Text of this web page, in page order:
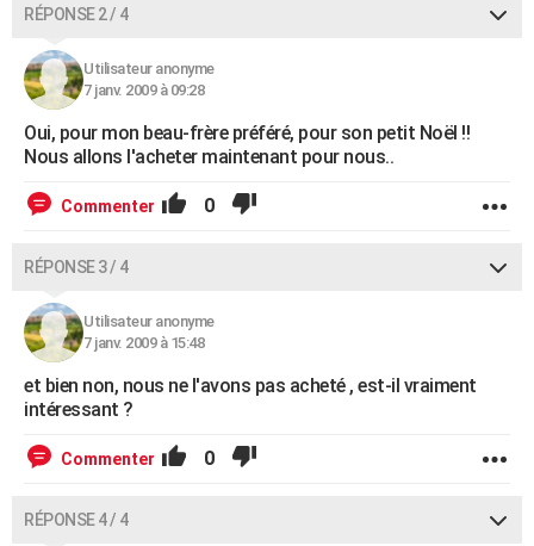
RÉPONSE 2 / 4
Utilisateur anonyme
7 janv. 2009 à 09:28
Oui, pour mon beau-frère préféré, pour son petit Noël !!
Nous allons l'acheter maintenant pour nous..
Commenter 0
RÉPONSE 3 / 4
Utilisateur anonyme
7 janv. 2009 à 15:48
et bien non, nous ne l'avons pas acheté , est-il vraiment
intéressant ?
Commenter 0
RÉPONSE 4 / 4